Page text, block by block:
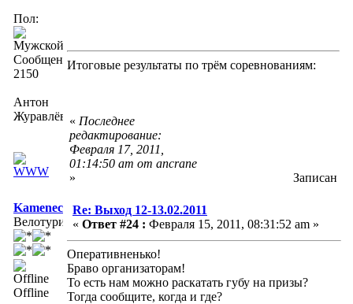
Пол:
Сообщений:
2150
Антон
Журавлёв
Итоговые результаты по трём соревнованиям:
« Последнее
редактирование:
Февраля 17, 2011,
01:14:50 am от ancrane
»
Записан
Kameneckaya
Велотурист
Offline
Re: Выход 12-13.02.2011
« Ответ #24 : Февраля 15, 2011, 08:31:52 am »
Оперативненько!
Браво организаторам!
То есть нам можно раскатать губу на призы?
Тогда сообщите, когда и где?